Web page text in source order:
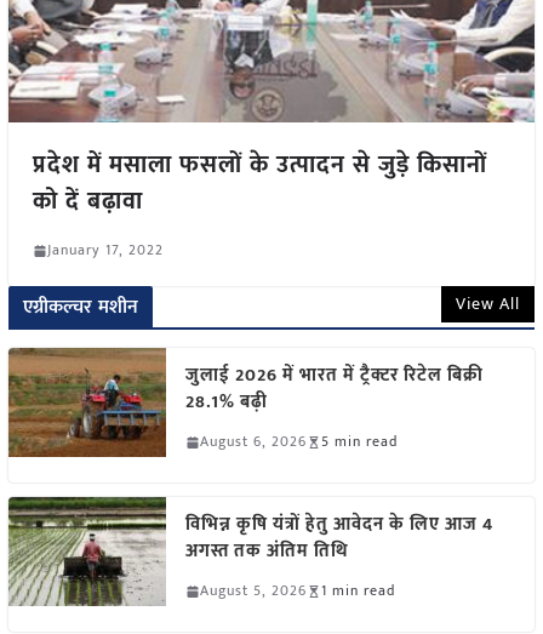
प्रदेश में मसाला फसलों के उत्पादन से जुड़े किसानों
को दें बढ़ावा
January 17, 2022
एग्रीकल्चर मशीन View All
जुलाई 2026 में भारत में ट्रैक्टर रिटेल बिक्री
28.1% बढ़ी
August 6, 2026 5 min read
विभिन्न कृषि यंत्रों हेतु आवेदन के लिए आज 4
अगस्त तक अंतिम तिथि
August 5, 2026 1 min read